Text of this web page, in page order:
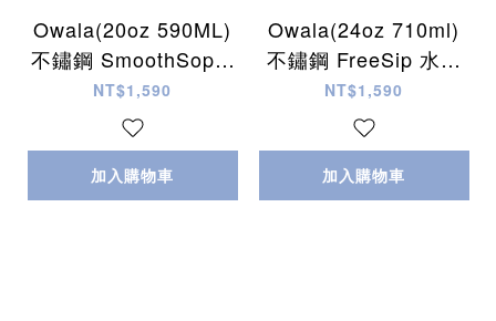
Owala(20oz 590ML)
不鏽鋼 SmoothSop T
umbler 水杯/咖啡杯
(多色)
NT$1,590
加入購物車
Owala(24oz 710ml)
不鏽鋼 FreeSip 水壺
(內有吸管) (多色)
NT$1,590
加入購物車